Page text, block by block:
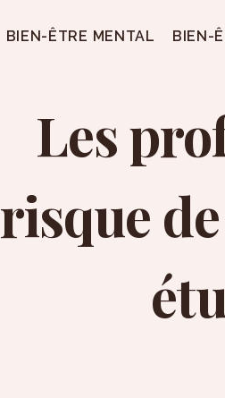
BIEN-ÊTRE MENTAL BIEN-
Les
risque